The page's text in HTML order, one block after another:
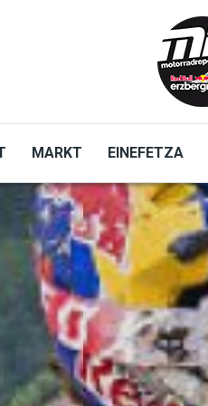
MARKT EINEFETZA